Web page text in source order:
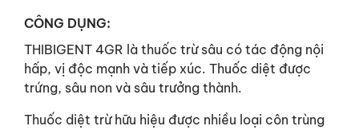
CÔNG DỤNG:
THIBIGENT 4GR là thuốc trừ sâu có tác động nội
hấp, vị độc mạnh và tiếp xúc. Thuốc diệt được
trứng, sâu non và sâu trưởng thành.
Thuốc diệt trừ hữu hiệu được nhiều loại côn trùng